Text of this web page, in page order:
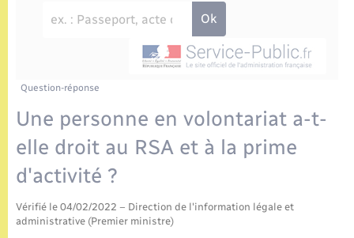
Nouvel habitant
Organisation d’événement
Sécurité - Prévention
Seniors
La Communauté de communes
Question-réponse
Une personne en volontariat a-t-
elle droit au RSA et à la prime
d'activité ?
Vérifié le 04/02/2022 – Direction de l'information légale et
administrative (Premier ministre)